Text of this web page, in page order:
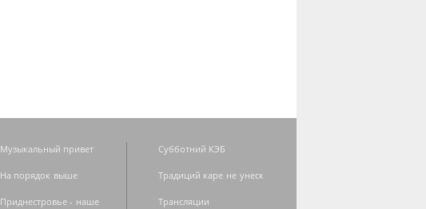
Музыкальный привет
На порядок выше
Приднестровье - наше
Субботний КЭБ
Традиций каре не унеск
Трансляции